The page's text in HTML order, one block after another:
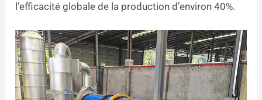
l’efficacité globale de la production d’environ 40%.